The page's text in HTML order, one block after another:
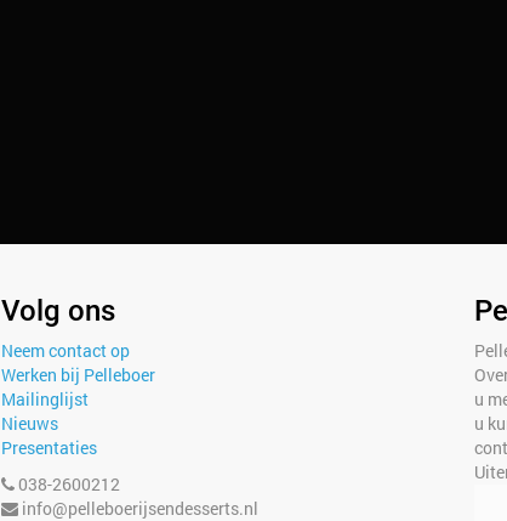
Volg ons
Neem contact op
Werken bij Pelleboer
Mailinglijst
Nieuws
Presentaties
038-2600212
info@pelleboerijsendesserts.nl
u
u